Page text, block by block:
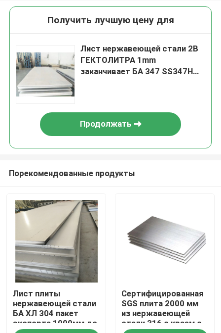
Дом
Продукты
Получить лучшую цену для
Лист нержавеющей стали 2B
ГЕКТОЛИТРА 1mm
заканчивает БА 347 SS347H
Продолжать
Порекомендованные продукты
Лист плиты
нержавеющей стали
БА ХЛ 304 пакет
экспорта 1000мм до
Сертифицированная
SGS плита 2000 мм
из нержавеющей
стали 316 с краем с